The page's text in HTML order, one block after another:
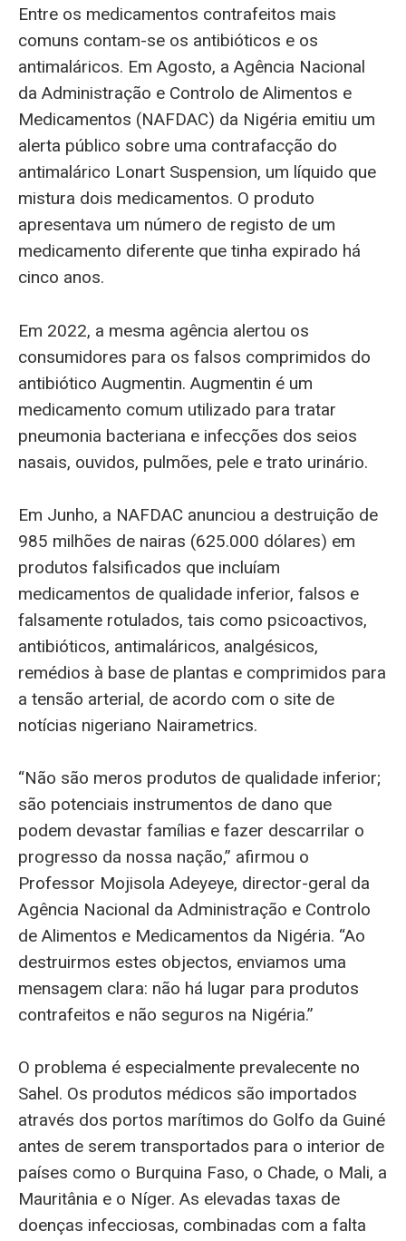
Entre os medicamentos contrafeitos mais
comuns contam-se os antibióticos e os
antimaláricos. Em Agosto, a Agência Nacional
da Administração e Controlo de Alimentos e
Medicamentos (NAFDAC) da Nigéria emitiu um
alerta público sobre uma contrafacção do
antimalárico Lonart Suspension, um líquido que
mistura dois medicamentos. O produto
apresentava um número de registo de um
medicamento diferente que tinha expirado há
cinco anos.
Em 2022, a mesma agência alertou os
consumidores para os falsos comprimidos do
antibiótico Augmentin. Augmentin é um
medicamento comum utilizado para tratar
pneumonia bacteriana e infecções dos seios
nasais, ouvidos, pulmões, pele e trato urinário.
Em Junho, a NAFDAC anunciou a destruição de
985 milhões de nairas (625.000 dólares) em
produtos falsificados que incluíam
medicamentos de qualidade inferior, falsos e
falsamente rotulados, tais como psicoactivos,
antibióticos, antimaláricos, analgésicos,
remédios à base de plantas e comprimidos para
a tensão arterial, de acordo com o site de
notícias nigeriano Nairametrics.
“Não são meros produtos de qualidade inferior;
são potenciais instrumentos de dano que
podem devastar famílias e fazer descarrilar o
progresso da nossa nação,” afirmou o
Professor Mojisola Adeyeye, director-geral da
Agência Nacional da Administração e Controlo
de Alimentos e Medicamentos da Nigéria. “Ao
destruirmos estes objectos, enviamos uma
mensagem clara: não há lugar para produtos
contrafeitos e não seguros na Nigéria.”
O problema é especialmente prevalecente no
Sahel. Os produtos médicos são importados
através dos portos marítimos do Golfo da Guiné
antes de serem transportados para o interior de
países como o Burquina Faso, o Chade, o Mali, a
Mauritânia e o Níger. As elevadas taxas de
doenças infecciosas, combinadas com a falta